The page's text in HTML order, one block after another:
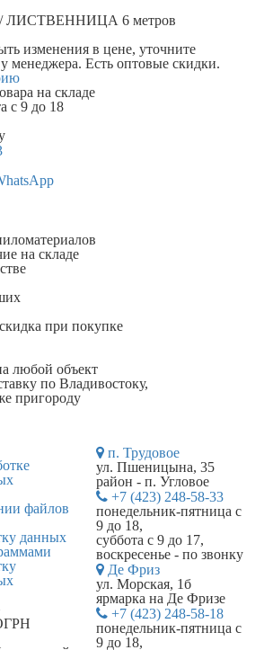
6 метров
изменения в цене, уточните
менеджера. Есть оптовые скидки.
на складе
с 9 до 18
на складе
при покупке
любой объект
по Владивостоку,
пригороду
файлов
данных
п. Трудовое
ул. Пшеницына, 35
район - п. Угловое
+7 (423) 248-58-33
понедельник-пятница с
9 до 18,
суббота с 9 до 17,
воскресенье - по звонку
Де Фриз
ул. Морская, 1б
ярмарка на Де Фризе
+7 (423) 248-58-18
понедельник-пятница с
9 до 18,